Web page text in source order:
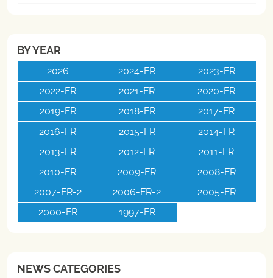
BY YEAR
2026 2024-FR
2023-FR
2022-FR
2021-FR
2020-FR
2019-FR
2018-FR
2017-FR
2016-FR
2015-FR
2014-FR
2013-FR
2012-FR
2011-FR
2010-FR
2009-FR
2008-FR
2007-FR-2
2006-FR-2
2005-FR
2000-FR
1997-FR
NEWS CATEGORIES